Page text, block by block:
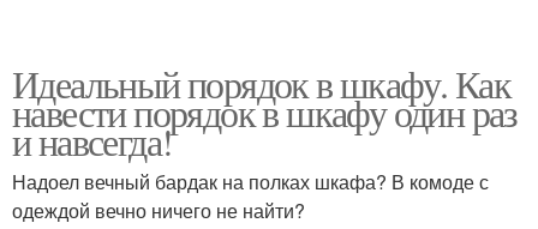
Идеальный порядок в шкафу. Как
навести порядок в шкафу один раз
и навсегда!
Надоел вечный бардак на полках шкафа? В комоде с
одеждой вечно ничего не найти?